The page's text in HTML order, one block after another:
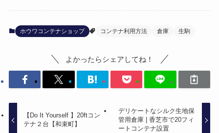
ホウワコンテナショップ コンテナ利用方法 倉庫 生駒
よかったらシェアしてね！
【Do It Yourself 】20ftコン
テナ２台【和束町】
デリケートなシルク生地保
管用倉庫 | 香芝市で20フィ
ートコンテナ設置